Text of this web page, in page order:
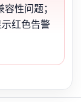
性问题；
红色告警